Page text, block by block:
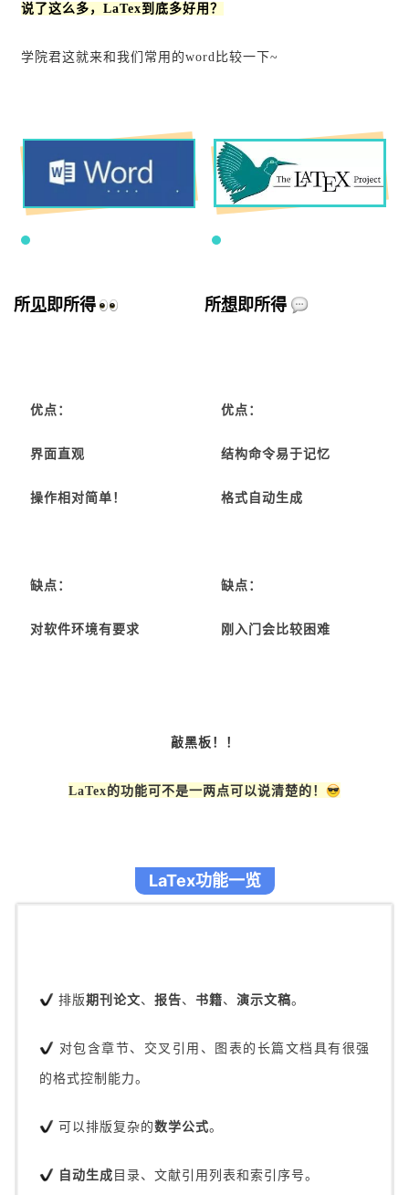
说了这么多，LaTex到底多好用？
学院君这就来和我们常用的word比较一下~
所见即所得
优点：
界面直观
操作相对简单！
缺点：
对软件环境有要求
所想即所得
优点：
结构命令易于记忆
格式自动生成
缺点：
刚入门会比较困难
敲黑板！！
LaTex的功能可不是一两点可以说清楚的！
LaTex功能一览
排版期刊论文、 报告、 书籍、 演示文稿。
对包含章节、交叉引用、图表的长篇文档具有很强
的格式控制能力。
可以排版复杂的数学公式。
自动生成 目录、文献引用列表和索引序号。